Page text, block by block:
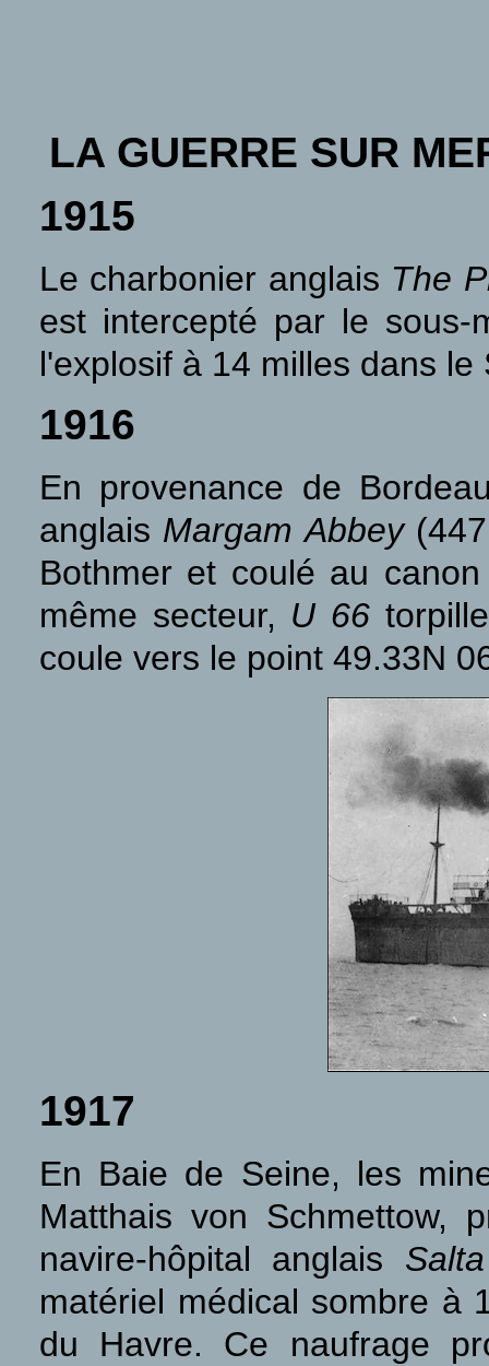
LA GUERRE SUR
1915
Le charbonier anglais The
est intercepté par le
l'explosif à 14 milles dans
1916
En provenance de
anglais Margam Abbey
Bothmer et coulé au
même secteur, U 66
coule vers le point 49.33N
1917
En Baie de Seine, les
Matthais von Schmettow,
navire-hôpital anglais Salta
matériel médical sombre à
du Havre. Ce naufrage